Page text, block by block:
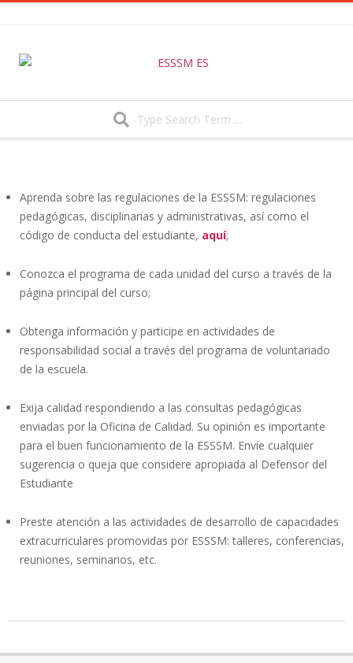
Aprenda sobre las regulaciones de la ESSSM: regulaciones
pedagógicas, disciplinarias y administrativas, así como el
código de conducta del estudiante, aquí;
Conozca el programa de cada unidad del curso a través de la
página principal del curso;
Obtenga información y participe en actividades de
responsabilidad social a través del programa de voluntariado
de la escuela.
Exija calidad respondiendo a las consultas pedagógicas
enviadas por la Oficina de Calidad. Su opinión es importante
para el buen funcionamiento de la ESSSM. Envíe cualquier
sugerencia o queja que considere apropiada al Defensor del
Estudiante
Preste atención a las actividades de desarrollo de capacidades
extracurriculares promovidas por ESSSM: talleres, conferencias,
reuniones, seminarios, etc.